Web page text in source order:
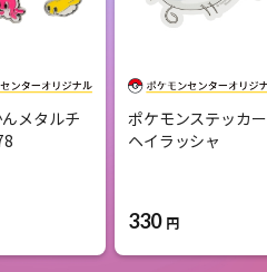
メタルチ
ポケモンステッカー
ヘイラッシャ
330 円